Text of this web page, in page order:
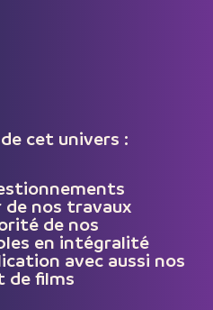
cet univers :
nos travaux
de nos
en intégralité
avec aussi nos
de films